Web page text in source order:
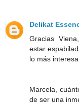
Delikat
Gracias
estar
lo más
Marcela,
de ser una